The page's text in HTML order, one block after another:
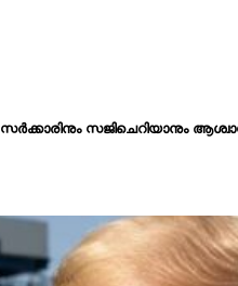
സർക്കാരിനും സജിചെറിയാനും